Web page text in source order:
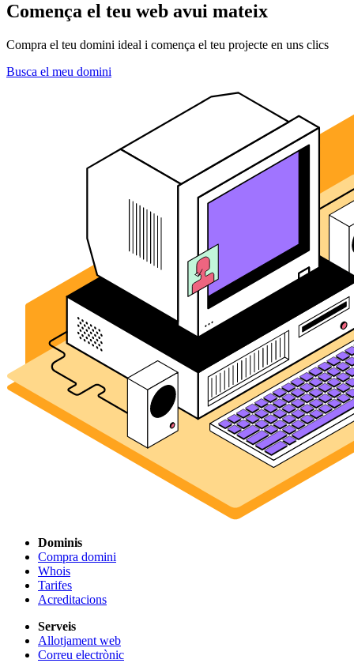
Comença el teu web avui mateix
Compra el teu domini ideal i comença el teu projecte en uns clics
Busca el meu domini
Dominis
Compra domini
Whois
Tarifes
Acreditacions
Serveis
Allotjament web
Correu electrònic